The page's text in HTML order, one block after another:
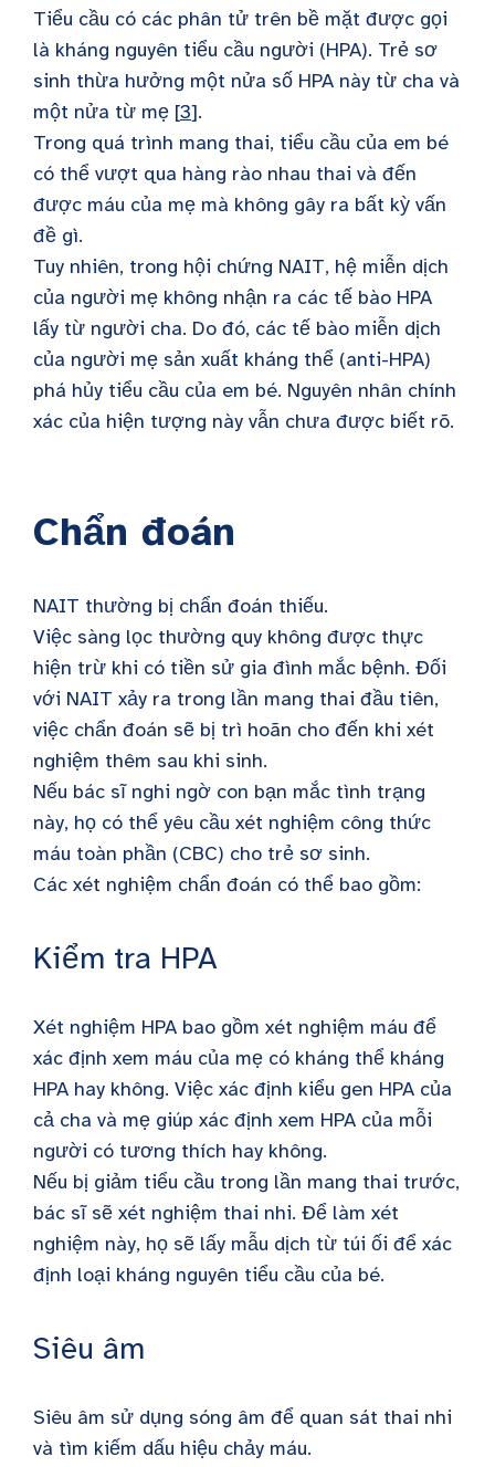
Tiểu cầu có các phân tử trên bề mặt được gọi
là kháng nguyên tiểu cầu người (HPA). Trẻ sơ
sinh thừa hưởng một nửa số HPA này từ cha và
một nửa từ mẹ [3].
Trong quá trình mang thai, tiểu cầu của em bé
có thể vượt qua hàng rào nhau thai và đến
được máu của mẹ mà không gây ra bất kỳ vấn
đề gì.
Tuy nhiên, trong hội chứng NAIT, hệ miễn dịch
của người mẹ không nhận ra các tế bào HPA
lấy từ người cha. Do đó, các tế bào miễn dịch
của người mẹ sản xuất kháng thể (anti-HPA)
phá hủy tiểu cầu của em bé. Nguyên nhân chính
xác của hiện tượng này vẫn chưa được biết rõ.
Chẩn đoán
NAIT thường bị chẩn đoán thiếu.
Việc sàng lọc thường quy không được thực
hiện trừ khi có tiền sử gia đình mắc bệnh. Đối
với NAIT xảy ra trong lần mang thai đầu tiên,
việc chẩn đoán sẽ bị trì hoãn cho đến khi xét
nghiệm thêm sau khi sinh.
Nếu bác sĩ nghi ngờ con bạn mắc tình trạng
này, họ có thể yêu cầu xét nghiệm công thức
máu toàn phần (CBC) cho trẻ sơ sinh.
Các xét nghiệm chẩn đoán có thể bao gồm:
Kiểm tra HPA
Xét nghiệm HPA bao gồm xét nghiệm máu để
xác định xem máu của mẹ có kháng thể kháng
HPA hay không. Việc xác định kiểu gen HPA của
cả cha và mẹ giúp xác định xem HPA của mỗi
người có tương thích hay không.
Nếu bị giảm tiểu cầu trong lần mang thai trước,
bác sĩ sẽ xét nghiệm thai nhi. Để làm xét
nghiệm này, họ sẽ lấy mẫu dịch từ túi ối để xác
định loại kháng nguyên tiểu cầu của bé.
Siêu âm
Siêu âm sử dụng sóng âm để quan sát thai nhi
và tìm kiếm dấu hiệu chảy máu.